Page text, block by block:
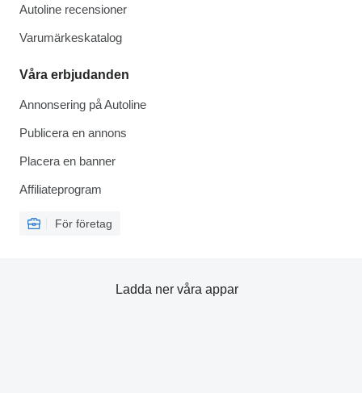
Autoline recensioner
Varumärkeskatalog
Våra erbjudanden
Annonsering på Autoline
Publicera en annons
Placera en banner
Affiliateprogram
För företag
Ladda ner våra appar